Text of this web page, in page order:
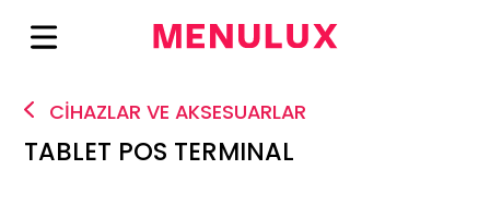
CİHAZLAR VE AKSESUARLAR
TABLET POS TERMINAL